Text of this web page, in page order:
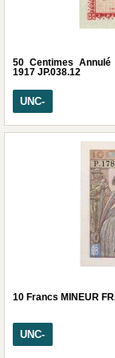
50 Centimes
1917 JP.038.12
UNC-
10 Francs MINEUR
UNC-